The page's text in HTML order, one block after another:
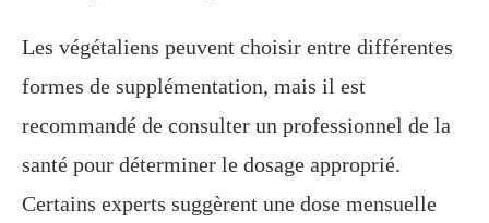
Les végétaliens peuvent choisir entre différentes
formes de supplémentation, mais il est
recommandé de consulter un professionnel de la
santé pour déterminer le dosage approprié.
Certains experts suggèrent une dose mensuelle